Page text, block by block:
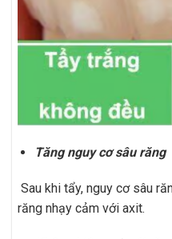
Tăng nguy cơ sâu răng
Sau khi tẩy, nguy cơ sâu
răng nhạy cảm với axit.